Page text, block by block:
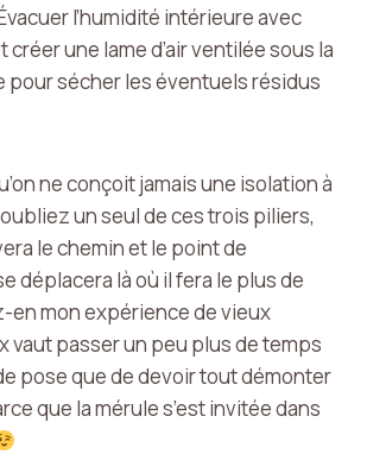
l’humidité intérieure avec
créer une lame d’air ventilée sous la
pour sécher les éventuels résidus
ne conçoit jamais une isolation à
un seul de ces trois piliers,
le chemin et le point de
déplacera là où il fera le plus de
en mon expérience de vieux
vaut passer un peu plus de temps
pose que de devoir tout démonter
que la mérule s’est invitée dans